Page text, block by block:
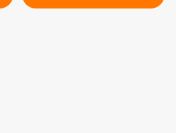
une très grande portée